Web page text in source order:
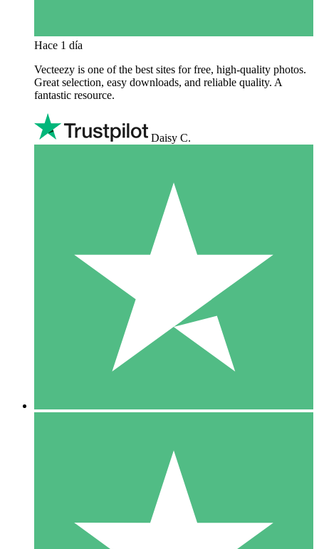
Hace 1 día
Vecteezy is one of the best sites for free, high‑quality photos.
Great selection, easy downloads, and reliable quality. A
fantastic resource.
Daisy C.